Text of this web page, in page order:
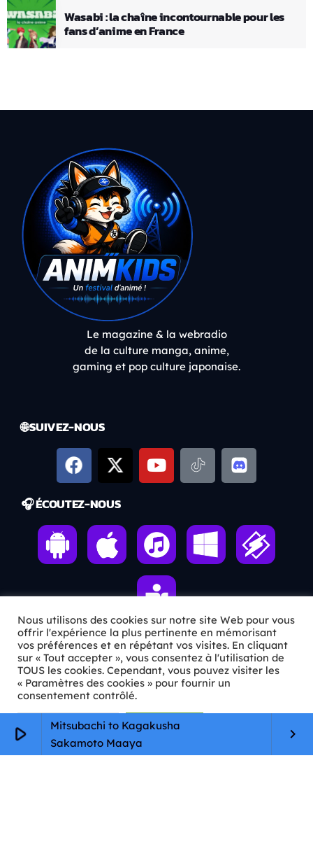
play_arrow
Mitsubachi to Kagakusha
Sakamoto Maaya
keyboard_arrow_right
Wasabi : la chaîne incontournable pour les
fans d’anime en France
Le magazine & la webradio
de la culture manga, anime,
gaming et pop culture japonaise.
🌐 SUIVEZ-NOUS
🎧 ÉCOUTEZ-NOUS
ℹ️ INFOS PRATIQUES
✉️Contact
🦊Qui sommes-nous ?
📄
Mentions légales
Nous utilisons des cookies sur notre site Web pour vous
offrir l'expérience la plus pertinente en mémorisant
vos préférences et en répétant vos visites. En cliquant
sur « Tout accepter », vous consentez à l'utilisation de
TOUS les cookies. Cependant, vous pouvez visiter les
« Paramètres des cookies » pour fournir un
consentement contrôlé.
Paramètres Cookie Tout accepter